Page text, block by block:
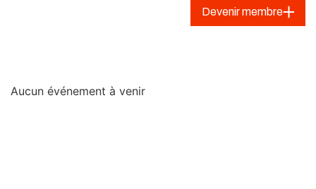
Devenir membre
Aucun événement à venir